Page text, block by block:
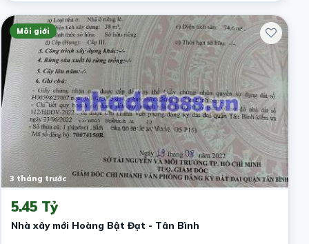
Môi giới
3 tháng trước
5.45 Tỷ
Nhà xây mới Hoàng Bật Đạt - Tân Bình